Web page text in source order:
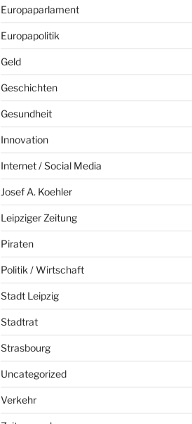
Europaparlament
Europapolitik
Geld
Geschichten
Gesundheit
Innovation
Internet / Social Media
Josef A. Koehler
Leipziger Zeitung
Piraten
Politik / Wirtschaft
Stadt Leipzig
Stadtrat
Strasbourg
Uncategorized
Verkehr